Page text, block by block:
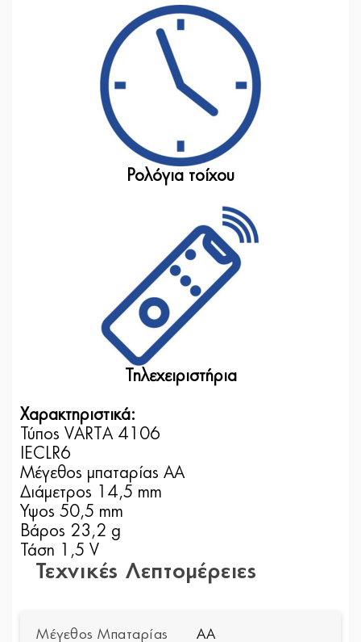
Ρολόγια τοίχου
Τηλεχειριστήρια
Χαρακτηριστικά:
Τύπος VARTA 4106
IECLR6
Μέγεθος μπαταρίας AA
Διάμετρος 14,5 mm
Ύψος 50,5 mm
Βάρος 23,2 g
Τάση 1,5 V
Τεχνικές Λεπτομέρειες
Μέγεθος Μπαταρίας AA